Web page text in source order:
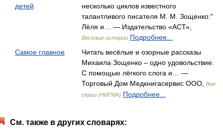
детей
несколько циклов известного
талантливого писателя М. М. Зощенко:"
Лёля и… — Издательство «АСТ»,
Веселые истории Подробнее...
Самое главное
Читать весёлые и озорные рассказы
Михаила Зощенко – одно удовольствие.
С помощью лёгкого слога и… —
Торговый Дом Медкнигасервис ООО,
Вне
серии (НИГМА) Подробнее...
См. также в других словарях: